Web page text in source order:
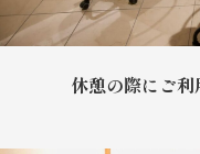
休憩の際にご